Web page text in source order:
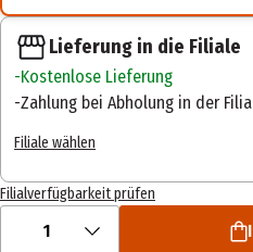
Lieferung in die Filiale
Kostenlose Lieferung
Zahlung bei Abholung in der
Filiale wählen
Filialverfügbarkeit prüfen
1